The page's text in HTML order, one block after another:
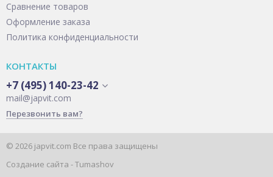
Сравнение товаров
Оформление заказа
Политика конфиденциальности
КОНТАКТЫ
+7 (495) 140-23-42
mail@japvit.com
Перезвонить вам?
© 2026 japvit.com Все права защищены
Создание сайта -Tumashov